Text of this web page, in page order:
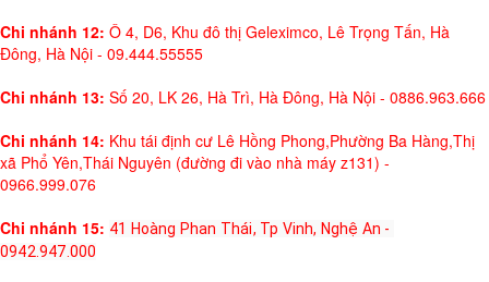
Chi nhánh 12: Ô 4, D6, Khu đô thị Geleximco, Lê Trọng Tấn, Hà
Đông, Hà Nội - 09.444.55555
Chi nhánh 13: Số 20, LK 26, Hà Trì, Hà Đông, Hà Nội - 0886.963.666
Chi nhánh 14: Khu tái định cư Lê Hồng Phong,Phường Ba Hàng,Thị
xã Phổ Yên,Thái Nguyên (đường đi vào nhà máy z131) -
0966.999.076
Chi nhánh 15: 41 Hoàng Phan Thái, Tp Vinh, Nghệ An -
0942.947.000